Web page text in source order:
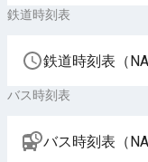
鉄道時刻表
鉄道時刻表（
バス時刻表
バス時刻表（